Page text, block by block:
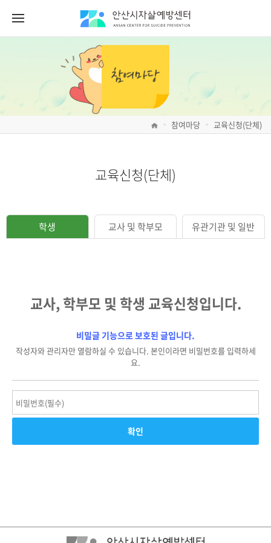
> 참여마당 > 교육신청(단체)
교육신청(단체)
학생 교사 및 학부모 유관기관 및 일반
교사, 학부모 및 학생 교육신청입니다.
비밀글 기능으로 보호된 글입니다.
작성자와 관리자만 열람하실 수 있습니다. 본인이라면 비밀번호를 입력하세
요.